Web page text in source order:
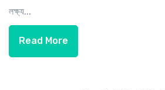
লক্ষ্য...
Read More